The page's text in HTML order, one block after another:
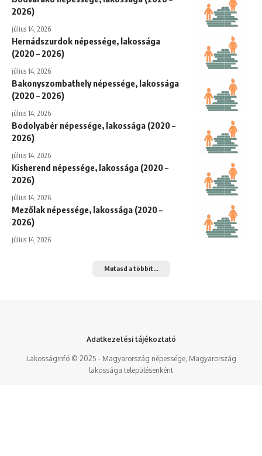
2026)
július 14, 2026
Hernádszurdok népessége, lakossága
(2020 – 2026)
július 14, 2026
Bakonyszombathely népessége, lakossága
(2020 – 2026)
július 14, 2026
Bodolyabér népessége, lakossága (2020 –
2026)
július 14, 2026
Kisherend népessége, lakossága (2020 –
2026)
július 14, 2026
Mezőlak népessége, lakossága (2020 –
2026)
július 14, 2026
Mutasd a többit...
Lakosságinfó © 2025 - Magyarország népessége, Magyarország
lakossága településenként
Adatkezelési tájékoztató